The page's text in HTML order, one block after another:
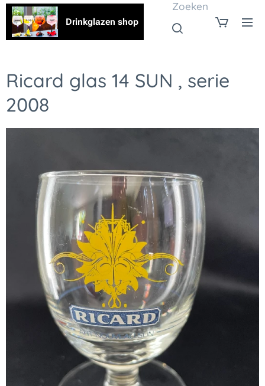
Drinkglazen shop
Zoeken
Ricard glas 14 SUN , serie
2008